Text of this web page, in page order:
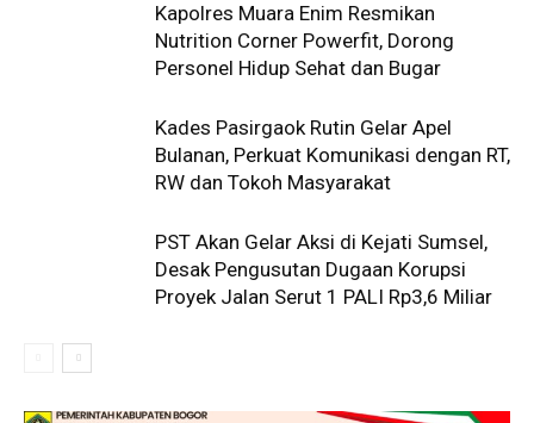
Kapolres Muara Enim Resmikan
Nutrition Corner Powerfit, Dorong
Personel Hidup Sehat dan Bugar
Kades Pasirgaok Rutin Gelar Apel
Bulanan, Perkuat Komunikasi dengan RT,
RW dan Tokoh Masyarakat
PST Akan Gelar Aksi di Kejati Sumsel,
Desak Pengusutan Dugaan Korupsi
Proyek Jalan Serut 1 PALI Rp3,6 Miliar